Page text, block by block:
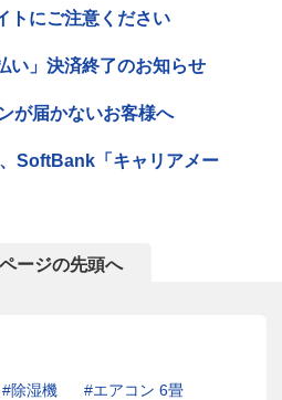
トにご注意ください
い」決済終了のお知らせ
が届かないお客様へ
SoftBank「キャリアメー
ージの先頭へ
除湿機
エアコン 6畳